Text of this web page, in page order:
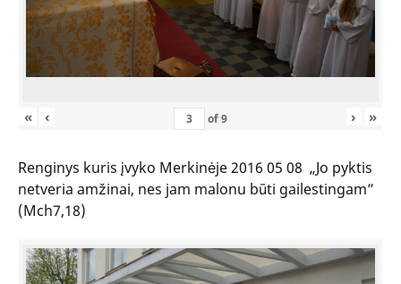
« ‹ of9 › »
Renginys kuris įvyko Merkinėje 2016 05 08 „Jo pyktis
netveria amžinai, nes jam malonu būti gailestingam”
(Mch7,18)